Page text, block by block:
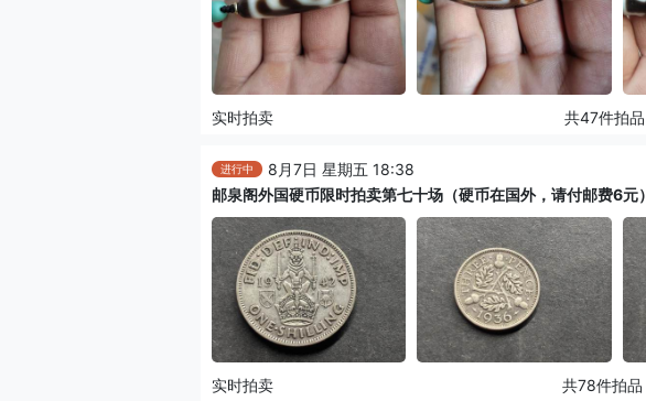
实时拍卖 共47件拍品
进行中
8月7日 星期五 18:38
邮泉阁外国硬币限时拍卖第七十场（硬币在国外，请付邮费6元）
实时拍卖 共78件拍品